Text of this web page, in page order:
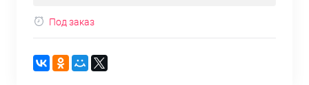
Под заказ